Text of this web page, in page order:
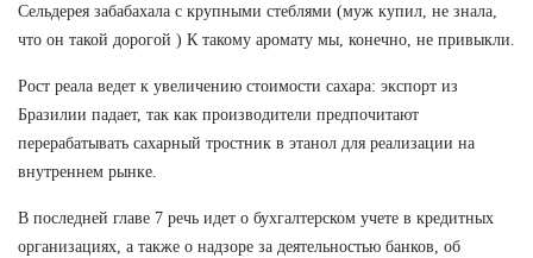
Сельдерея забабахала с крупными стеблями (муж купил, не знала,
что он такой дорогой ) К такому аромату мы, конечно, не привыкли.
Рост реала ведет к увеличению стоимости сахара: экспорт из
Бразилии падает, так как производители предпочитают
перерабатывать сахарный тростник в этанол для реализации на
внутреннем рынке.
В последней главе 7 речь идет о бухгалтерском учете в кредитных
организациях, а также о надзоре за деятельностью банков, об